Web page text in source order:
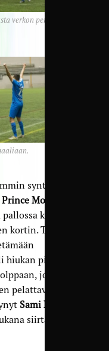
verkon perukoille.
syntyi hyvin
Prince Mokuma
kiinni
kortin. Tämän
hiukan pienempi,
josta
pelattavaksi.
Sami Ekmark
siirtäen